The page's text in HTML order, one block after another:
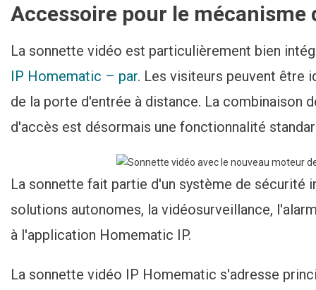
Accessoire pour le mécanisme
La sonnette vidéo est particulièrement bien
IP Homematic – par. Les visiteurs peuvent être
de la porte d'entrée à distance. La combinaison
d'accès est désormais une fonctionnalité
La sonnette fait partie d'un système de sécurité
solutions autonomes, la vidéosurveillance,
à l'application Homematic IP.
La sonnette vidéo IP Homematic s'adresse